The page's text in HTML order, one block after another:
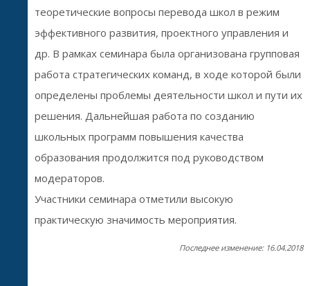
теоретические вопросы перевода школ в режим
эффективного развития, проектного управления и
др. В рамках семинара была организована групповая
работа стратегических команд, в ходе которой были
определены проблемы деятельности школ и пути их
решения. Дальнейшая работа по созданию
школьных программ повышения качества
образования продолжится под руководством
модераторов.
Участники семинара отметили высокую
практическую значимость мероприятия.
Последнее изменение: 16.04.2018